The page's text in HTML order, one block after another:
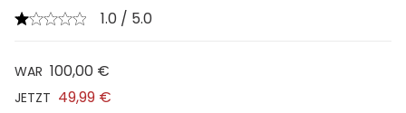
1.0 / 5.0
WAR 100,00 €
JETZT 49,99 €